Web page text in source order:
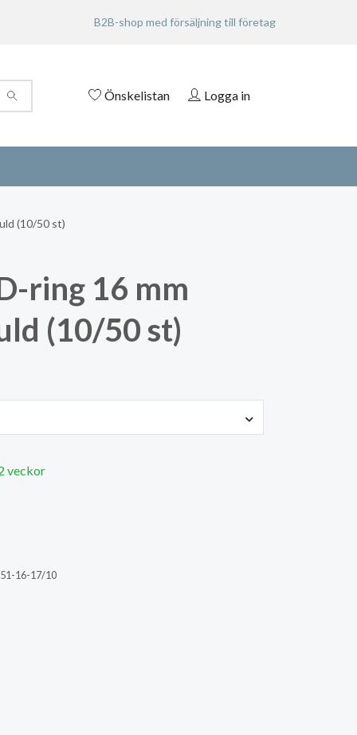
B2B-shop med försäljning till företag
Önskelistan Logga in
(10/50 st)
ring 16 mm
(10/50 st)
veckor
16-17/10